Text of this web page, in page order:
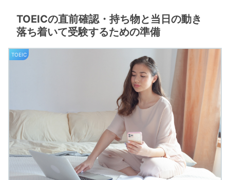
TOEICの直前確認・持ち物と当日の動き
落ち着いて受験するための準備
TOEIC